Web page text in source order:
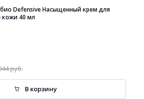
Defensive Насыщенный крем для
кожи 40 мл
руб.
В корзину